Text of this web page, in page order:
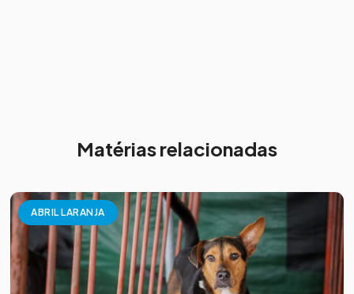
Matérias relacionadas
ABRIL LARANJA